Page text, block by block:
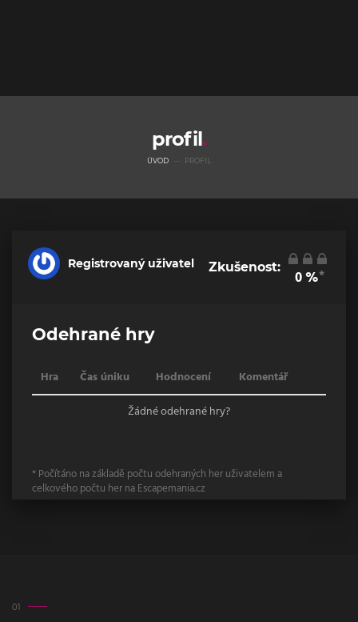
profil
ÚVOD PROFIL
Registrovaný uživatel Zkušenost:
0%*
Odehrané hry
Hra Čas úniku Hodnocení
Komentář
Žádné odehrané hry?
* Počítáno na základě počtu odehraných her uživatelem a
celkového počtu her na Escapemania.cz